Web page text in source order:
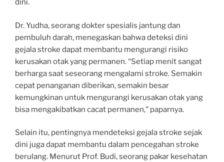
dini.
Dr. Yudha, seorang dokter spesialis jantung dan
pembuluh darah, menegaskan bahwa deteksi dini
gejala stroke dapat membantu mengurangi risiko
kerusakan otak yang permanen. “Setiap menit sangat
berharga saat seseorang mengalami stroke. Semakin
cepat penanganan diberikan, semakin besar
kemungkinan untuk mengurangi kerusakan otak yang
bisa mengakibatkan cacat permanen,” paparnya.
Selain itu, pentingnya mendeteksi gejala stroke sejak
dini juga dapat membantu dalam pencegahan stroke
berulang. Menurut Prof. Budi, seorang pakar kesehatan